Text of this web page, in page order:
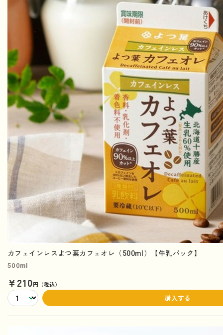
カフェインレスよつ葉カフェオレ（500ml）【牛乳パック】
500ml
¥210円（税込）
購入する